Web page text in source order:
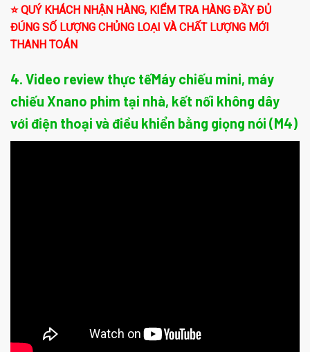
⭐️ QUÝ KHÁCH NHẬN HÀNG, KIỂM TRA HÀNG ĐẦY ĐỦ
ĐÚNG SỐ LƯỢNG CHỦNG LOẠI VÀ CHẤT LƯỢNG MỚI
THANH TOÁN
4. Video review thực tếMáy chiếu mini, máy
chiếu Xnano phim tại nhà, kết nối không dây
với điện thoại và điều khiển bằng giọng nói (M4)